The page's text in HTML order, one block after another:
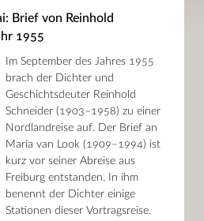
Brief von Reinhold
1955
Im September des Jahres 1955
brach der Dichter und
Geschichtsdeuter Reinhold
Schneider (1903–1958) zu einer
Nordlandreise auf. Der Brief an
Maria van Look (1909–1994) ist
kurz vor seiner Abreise aus
Freiburg entstanden. In ihm
benennt der Dichter einige
Stationen dieser Vortragsreise.